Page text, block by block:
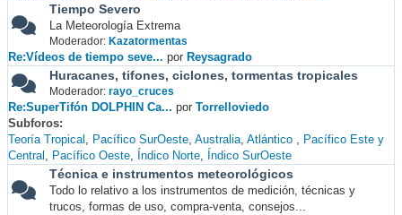
Tiempo Severo
La Meteorología Extrema
Moderador: Kazatormentas
Re:Vídeos de tiempo seve... por Reysagrado
Huracanes, tifones, ciclones, tormentas tropicales
Moderador: rayo_cruces
Re:SuperTifón DOLPHIN Ca... por Torrelloviedo
Subforos
Teoría Tropical
Pacífico SurOeste Australia Atlántico
Pacífico Este y
Central
Pacífico Oeste Índico Norte Índico SurOeste
Técnica e instrumentos meteorológicos
Todo lo relativo a los instrumentos de medición, técnicas y
trucos, formas de uso, compra-venta, consejos...